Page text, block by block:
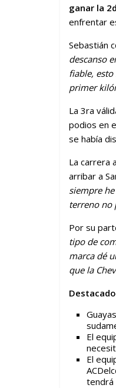
ganar la
enfrentar
Sebastián
descanso
fiable, esto
primer
La 3ra
podios en
se había
La carrera
arribar a
siempre
terreno no
Por su
tipo de
marca dé
que la
El
El
tendrá